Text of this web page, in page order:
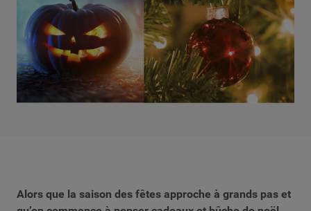
Alors que la saison des fêtes approche à grands pas et